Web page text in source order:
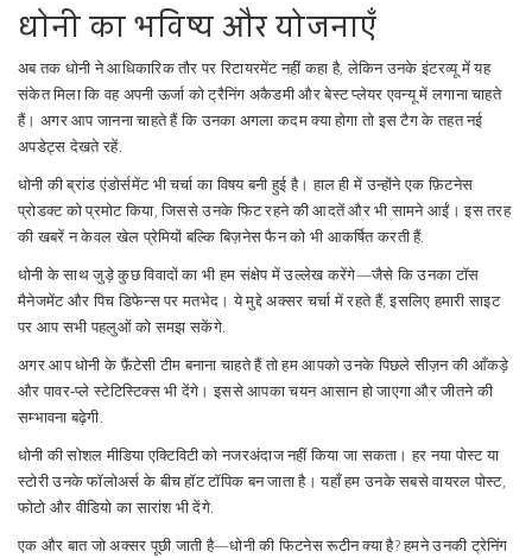
धोनी का भविष्य और योजनाएँ
अब तक धोनी ने आधिकारिक तौर पर रिटायरमेंट नहीं कहा है, लेकिन उनके इंटरव्यू में यह
संकेत मिला कि वह अपनी ऊर्जा को ट्रैनिंग अकैडमी और बेस्ट प्लेयर एवन्यू में लगाना चाहते
हैं। अगर आप जानना चाहते हैं कि उनका अगला कदम क्या होगा तो इस टैग के तहत नई
अपडेट्स देखते रहें.
धोनी की ब्रांड एंडोर्समेंट भी चर्चा का विषय बनी हुई है। हाल ही में उन्होंने एक फ़िटनेस
प्रोडक्ट को प्रमोट किया, जिससे उनके फिट रहने की आदतें और भी सामने आईं। इस तरह
की खबरें न केवल खेल प्रेमियों बल्कि बिज़नेस फैन को भी आकर्षित करती हैं.
धोनी के साथ जुड़े कुछ विवादों का भी हम संक्षेप में उल्लेख करेंगे—जैसे कि उनका टॉस
मैनेजमेंट और पिच डिफेन्स पर मतभेद। ये मुद्दे अक्सर चर्चा में रहते हैं, इसलिए हमारी साइट
पर आप सभी पहलुओं को समझ सकेंगे.
अगर आप धोनी के फ़ैंटेसी टीम बनाना चाहते हैं तो हम आपको उनके पिछले सीज़न की आँकड़े
और पावर‑प्ले स्टेटिस्टिक्स भी देंगे। इससे आपका चयन आसान हो जाएगा और जीतने की
सम्भावना बढ़ेगी.
धोनी की सोशल मीडिया एक्टिविटी को नजरअंदाज नहीं किया जा सकता। हर नया पोस्ट या
स्टोरी उनके फॉलोअर्स के बीच हॉट टॉपिक बन जाता है। यहाँ हम उनके सबसे वायरल पोस्ट,
फोटो और वीडियो का सारांश भी देंगे.
एक और बात जो अक्सर पूछी जाती है—धोनी की फिटनेस रूटीन क्या है? हमने उनकी ट्रेनिंग